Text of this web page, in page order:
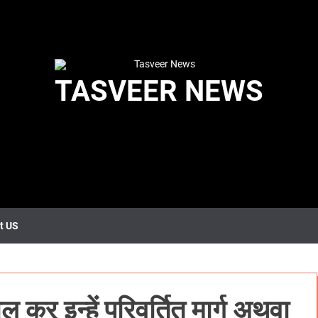
TASVEER NEWS
US
इन्हें परिवर्तित मार्ग अथवा